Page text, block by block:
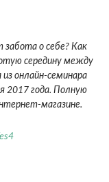
забота о себе? Как
середину между
онлайн-семинара
2017 года. Полную
магазине.